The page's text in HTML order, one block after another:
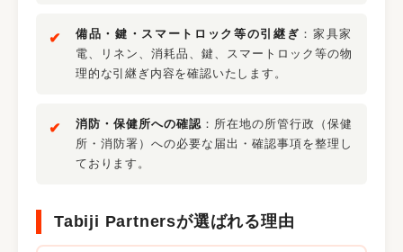
備品・鍵・スマートロック等の引継ぎ ：家具家
電、リネン、消耗品、鍵、スマートロック等の物
理的な引継ぎ内容を確認いたします。
消防・保健所への確認 ：所在地の所管行政（保健
所・消防署）への必要な届出・確認事項を整理し
ております。
Tabiji Partnersが選ばれる理由